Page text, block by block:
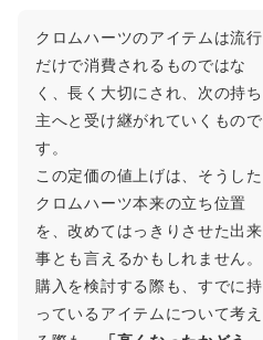
クロムハーツのアイテムは流行
だけで消費されるものではな
く、長く大切にされ、次の持ち
主へと受け継がれていくもので
す。
この定価の値上げは、そうした
クロムハーツ本来の立ち位置
を、改めてはっきりさせた出来
事とも言えるかもしれません。
購入を検討する際も、すでに持
っているアイテムについて考え